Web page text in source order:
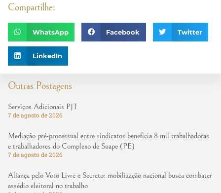
Outras Postagens
Serviços Adicionais PJT
7 de agosto de 2026
Mediação pré-processual entre sindicatos beneficia 8 mil trabalhadoras
e trabalhadores do Complexo de Suape (PE)
7 de agosto de 2026
Aliança pelo Voto Livre e Secreto: mobilização nacional busca combater
assédio eleitoral no trabalho
Compartilhe:
WhatsApp Facebook Twitter
LinkedIn